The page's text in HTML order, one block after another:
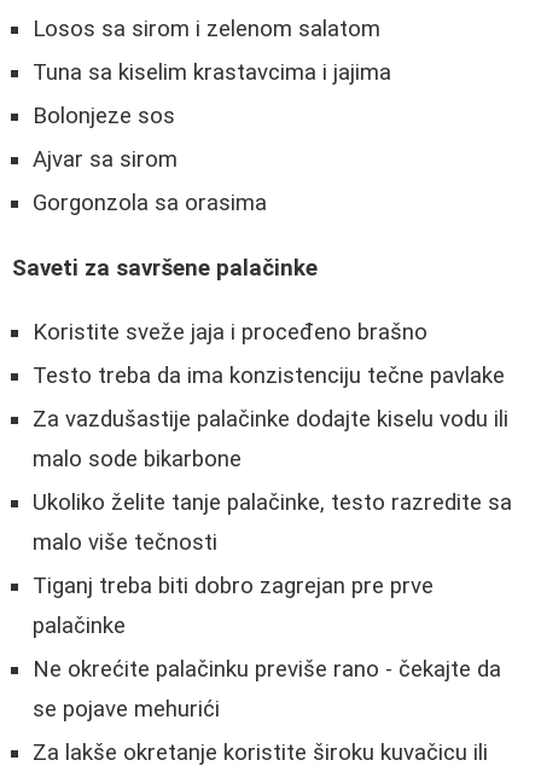
Losos sa sirom i zelenom salatom
Tuna sa kiselim krastavcima i jajima
Bolonjeze sos
Ajvar sa sirom
Gorgonzola sa orasima
Saveti za savršene palačinke
Koristite sveže jaja i proceđeno brašno
Testo treba da ima konzistenciju tečne pavlake
Za vazdušastije palačinke dodajte kiselu vodu ili
malo sode bikarbone
Ukoliko želite tanje palačinke, testo razredite sa
malo više tečnosti
Tiganj treba biti dobro zagrejan pre prve
palačinke
Ne okrećite palačinku previše rano - čekajte da
se pojave mehurići
Za lakše okretanje koristite široku kuvačicu ili